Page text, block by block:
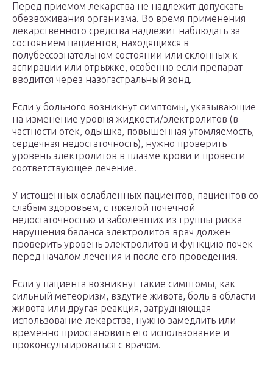
Перед приемом лекарства не надлежит допускать
обезвоживания организма. Во время применения
лекарственного средства надлежит наблюдать за
состоянием пациентов, находящихся в
полубессознательном состоянии или склонных к
аспирации или отрыжке, особенно если препарат
вводится через назогастральный зонд.
Если у больного возникнут симптомы, указывающие
на изменение уровня жидкости/электролитов (в
частности отек, одышка, повышенная утомляемость,
сердечная недостаточность), нужно проверить
уровень электролитов в плазме крови и провести
соответствующее лечение.
У истощенных ослабленных пациентов, пациентов со
слабым здоровьем, с тяжелой почечной
недостаточностью и заболевших из группы риска
нарушения баланса электролитов врач должен
проверить уровень электролитов и функцию почек
перед началом лечения и после его проведения.
Если у пациента возникнут такие симптомы, как
сильный метеоризм, вздутие живота, боль в области
живота или другая реакция, затрудняющая
использование лекарства, нужно замедлить или
временно приостановить его использование и
проконсультироваться с врачом.